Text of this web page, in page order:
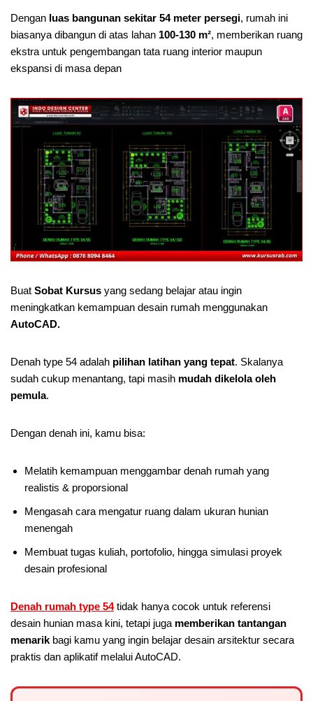
Dengan luas bangunan sekitar 54 meter persegi, rumah ini
biasanya dibangun di atas lahan 100-130 m², memberikan ruang
ekstra untuk pengembangan tata ruang interior maupun
ekspansi di masa depan
Buat Sobat Kursus yang sedang belajar atau ingin
meningkatkan kemampuan desain rumah menggunakan
AutoCAD.
Denah type 54 adalah pilihan latihan yang tepat. Skalanya
sudah cukup menantang, tapi masih mudah dikelola oleh
pemula.
Dengan denah ini, kamu bisa:
Melatih kemampuan menggambar denah rumah yang
realistis & proporsional
Mengasah cara mengatur ruang dalam ukuran hunian
menengah
Membuat tugas kuliah, portofolio, hingga simulasi proyek
desain profesional
Denah rumah type 54tidak hanya cocok untuk referensi
desain hunian masa kini, tetapi juga memberikan tantangan
menarik bagi kamu yang ingin belajar desain arsitektur secara
praktis dan aplikatif melalui AutoCAD.